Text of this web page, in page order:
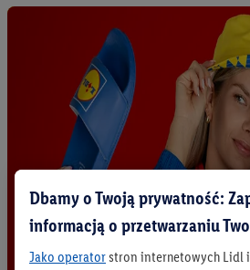
Dbamy o Twoją prywatność:
informacją o przetwarzaniu
Jako operatorstron internetowych Lidl